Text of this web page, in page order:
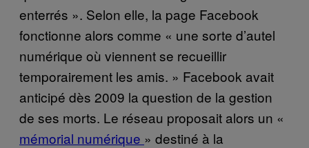
enterrés ». Selon elle, la page Facebook
fonctionne alors comme « une sorte d’autel
numérique où viennent se recueillir
temporairement les amis. » Facebook avait
anticipé dès 2009 la question de la gestion
de ses morts. Le réseau proposait alors un «
mémorial numérique » destiné à la